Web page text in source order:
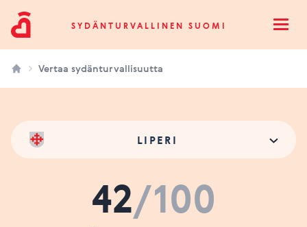
Sydänturvallinen SuomiSYDÄNTURVALLINEN SUOMI
Vertaa sydänturvallisuutta
LIPERI
42/100